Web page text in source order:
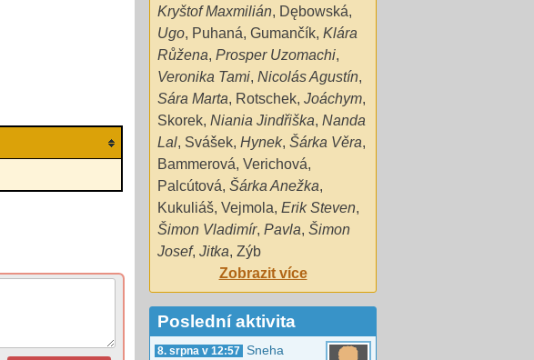
Kryštof Maxmilián, Dębowská,
Ugo, Puhaná, Gumančík, Klára
Růžena, Prosper Uzomachi,
Veronika Tami, Nicolás Agustín,
Sára Marta, Rotschek, Joáchym,
Skorek, Niania Jindřiška, Nanda
Lal, Svášek, Hynek, Šárka Věra,
Bammerová, Verichová,
Palcútová, Šárka Anežka,
Kukuliáš, Vejmola, Erik Steven,
Šimon Vladimír, Pavla, Šimon
Josef, Jitka, Zýb
Zobrazit více
Poslední aktivita
8. srpna v 12:57
Sneha